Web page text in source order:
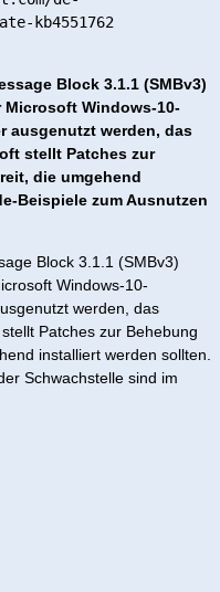
kb4551762
Block 3.1.1 (SMBv3)
Microsoft Windows-10-
ausgenutzt werden, das
stellt Patches zur
die umgehend
Beispiele zum Ausnutzen
Block 3.1.1 (SMBv3)
Windows-10-
werden, das
Patches zur Behebung
installiert werden sollten.
Schwachstelle sind im